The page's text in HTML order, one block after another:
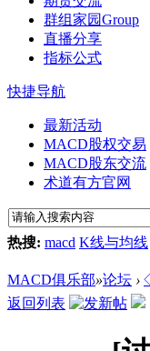
群组家园Group
直播分享
指标公式
快捷导航
最新活动
MACD股权交易
MACD股东交流
术道有方官网
热搜: macd K线与均线
MACD俱乐部»论坛 ›
返回列表